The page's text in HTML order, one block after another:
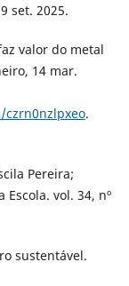
set. 2025.
valor do metal
14 mar.
.
Pereira;
Escola. vol. 34, nº
sustentável.